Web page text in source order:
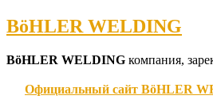
BöHLER WELDING
BöHLER WELDING компания,
Официальный сайт BöHLER